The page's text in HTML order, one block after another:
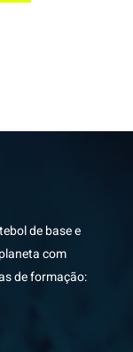
de base e
com
de formação: